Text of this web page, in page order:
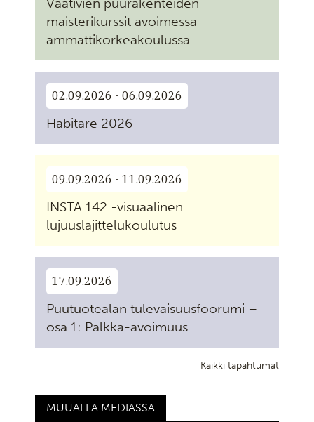
maisterikurssit avoimessa
ammattikorkeakoulussa
02.09.2026 - 06.09.2026
Habitare 2026
09.09.2026 - 11.09.2026
INSTA 142 -visuaalinen
lujuuslajittelukoulutus
17.09.2026
Puutuotealan tulevaisuusfoorumi –
osa 1: Palkka-avoimuus
Kaikki tapahtumat
MUUALLA MEDIASSA